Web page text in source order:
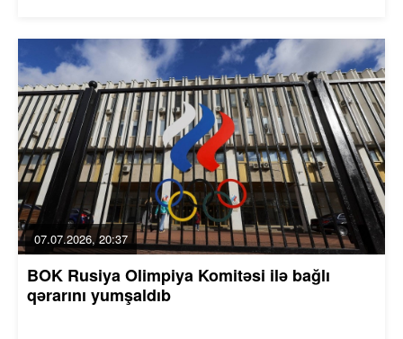
07.07.2026, 20:37
BOK Rusiya Olimpiya Komitəsi ilə bağlı
qərarını yumşaldıb